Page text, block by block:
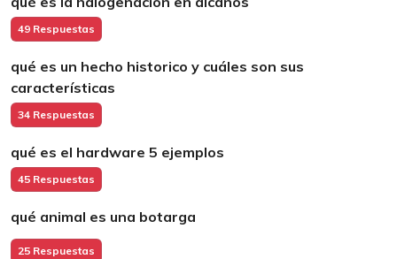
49 Respuestas
qué es un hecho historico y cuáles son sus
características
34 Respuestas
qué es el hardware 5 ejemplos
45 Respuestas
qué animal es una botarga
25 Respuestas